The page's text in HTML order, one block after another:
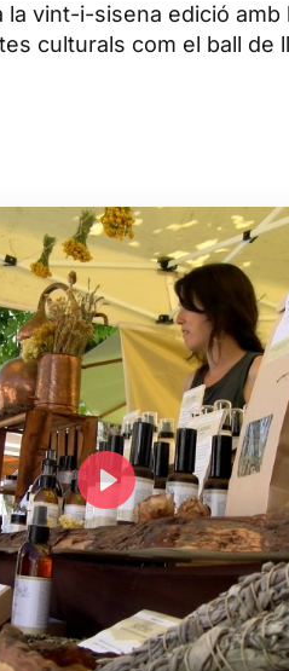
vint-i-sisena edició amb
culturals com el ball de
P
l
a